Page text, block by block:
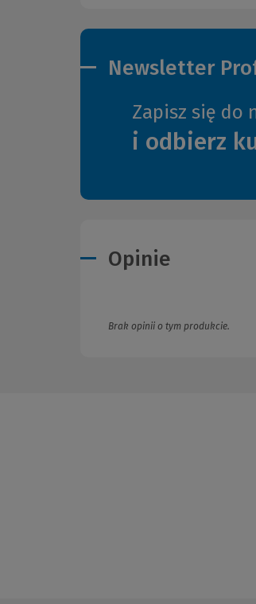
Newsletter
Zapisz się do
i odbierz
Opinie
Brak opinii o tym produkcie.